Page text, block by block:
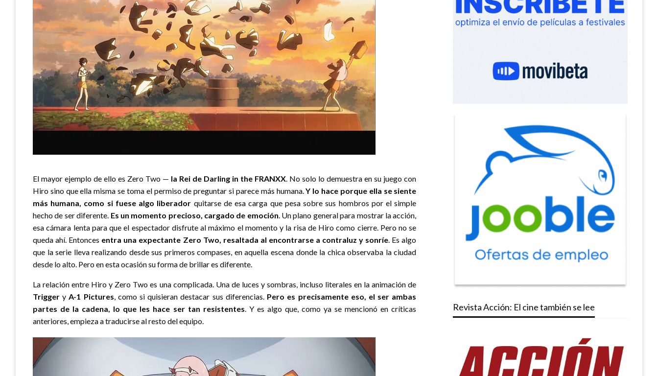
El mayor ejemplo de ello es Zero Two — la Rei de Darling in the FRANXX. No solo lo demuestra en su juego con
Hiro sino que ella misma se toma el permiso de preguntar si parece más humana.Y lo hace porque ella se siente
más humana, como si fuese algo liberador quitarse de esa carga que pesa sobre sus hombros por el simple
hecho de ser diferente. Es un momento precioso, cargado de emoción. Un plano general para mostrar la acción,
esa cámara lenta para que el espectador disfrute al máximo el momento y la risa de Hiro como cierre. Pero no se
queda ahí. Entonces entra una expectante Zero Two, resaltada al encontrarse a contraluz y sonríe. Es algo
que la serie lleva realizando desde sus primeros compases, en aquella escena donde la chica observaba la ciudad
desde lo alto. Pero en esta ocasión su forma de brillar es diferente.
La relación entre Hiro y Zero Two es una complicada. Una de luces y sombras, incluso literales en la animación de
Trigger y A-1 Pictures, como si quisieran destacar sus diferencias. Pero es precisamente eso, el ser ambas
partes de la cadena, lo que les hace ser tan resistentes. Y es algo que, como ya se mencionó en críticas
anteriores, empieza a traducirse al resto del equipo.
Revista Acción: El cine también se lee